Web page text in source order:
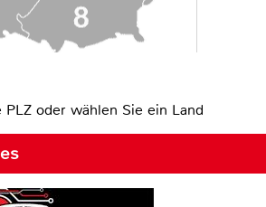
PLZ oder wählen Sie ein Land